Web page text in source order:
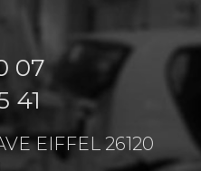
Jante et débosselage
Vitre et pare-brise
07
41
EIFFEL 26120